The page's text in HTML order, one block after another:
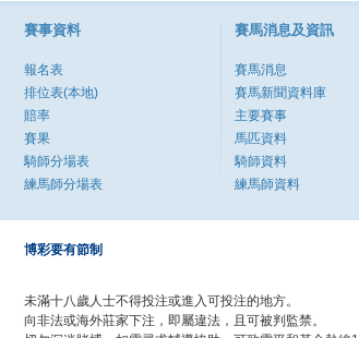
賽事資料
報名表
排位表(本地)
賠率
賽果
騎師分場表
練馬師分場表
賽馬消息及資訊
賽馬消息
賽馬新聞資料庫
主要賽事
馬匹資料
騎師資料
練馬師資料
博彩要有節制
未滿十八歲人士不得投注或進入可投注的地方。
向非法或海外莊家下注，即屬違法，且可被判監禁。